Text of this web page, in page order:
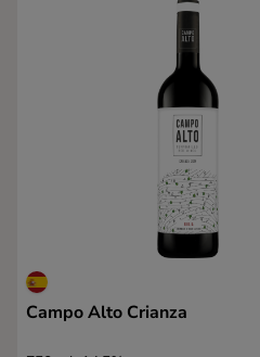
Campo Alto Crianza